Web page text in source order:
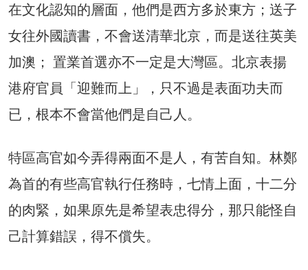
在文化認知的層面，他們是西方多於東方；送子
女往外國讀書，不會送清華北京，而是送往英美
加澳； 置業首選亦不一定是大灣區。北京表揚
港府官員「迎難而上」，只不過是表面功夫而
已，根本不會當他們是自己人。
特區高官如今弄得兩面不是人，有苦自知。林鄭
為首的有些高官執行任務時，七情上面，十二分
的肉緊，如果原先是希望表忠得分，那只能怪自
己計算錯誤，得不償失。